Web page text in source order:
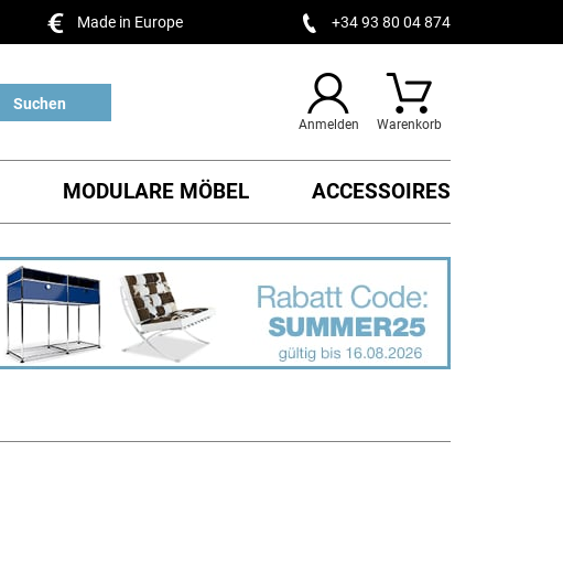
Made in Europe +34 93 80 04 874
Suchen
Anmelden Warenkorb
MODULARE MÖBEL ACCESSOIRES